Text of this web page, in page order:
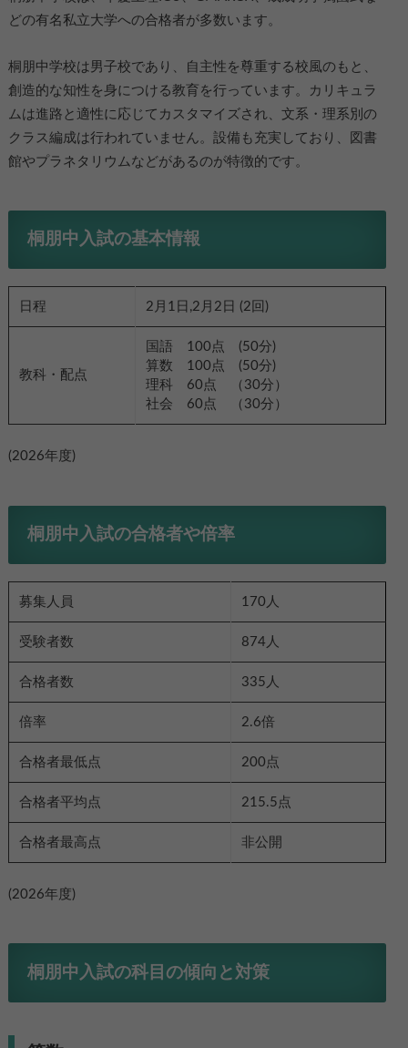
どの有名私立大学への合格者が多数います。
桐朋中学校は男子校であり、自主性を尊重する校風のもと、
創造的な知性を身につける教育を行っています。カリキュラ
ムは進路と適性に応じてカスタマイズされ、文系・理系別の
クラス編成は行われていません。設備も充実しており、図書
館やプラネタリウムなどがあるのが特徴的です。
桐朋中入試の基本情報
日程 2月1日,2月2日 (2回)
教科・配点
国語 100点 (50分)
算数 100点 (50分)
理科 60点 （30分）
社会 60点 （30分）
(2026年度)
桐朋中入試の合格者や倍率
募集人員 170人
受験者数 874人
合格者数 335人
倍率 2.6倍
合格者最低点 200点
合格者平均点 215.5点
合格者最高点 非公開
(2026年度)
桐朋中入試の科目の傾向と対策